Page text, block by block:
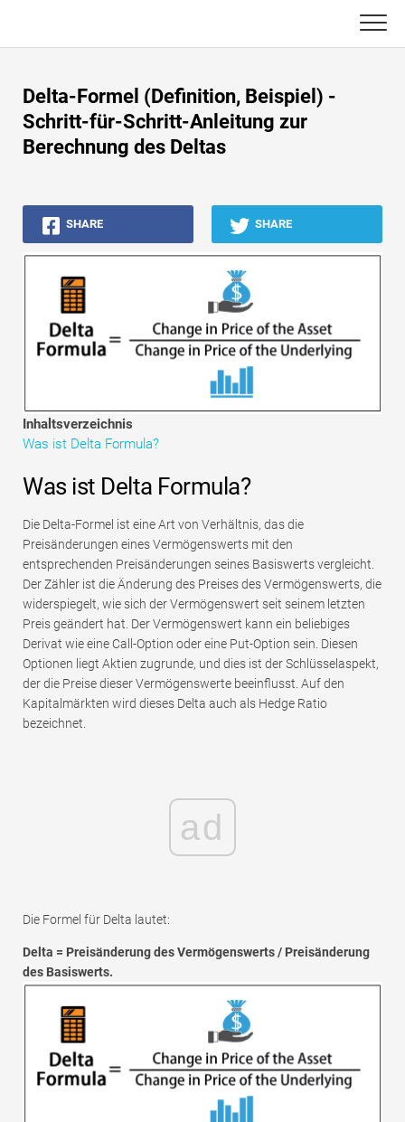
content
Buchhaltungs-Tutorials
Asset Management-Tutorials
Excel, VBA & Power BI
Investment Banking Tutorials
Top Bücher
Finanzkarriere-Leitfäden
Ressourcen für die Finanzzertifizierung
Tutorials zur Finanzmodellierung
Delta-Formel (Definition, Beispiel) -
Schritt-für-Schritt-Anleitung zur
Berechnung des Deltas
SHARE SHARE
Inhaltsverzeichnis
Was ist Delta Formula?
Was ist Delta Formula?
Die Delta-Formel ist eine Art von Verhältnis, das die
Preisänderungen eines Vermögenswerts mit den
entsprechenden Preisänderungen seines Basiswerts vergleicht.
Der Zähler ist die Änderung des Preises des Vermögenswerts, die
widerspiegelt, wie sich der Vermögenswert seit seinem letzten
Preis geändert hat. Der Vermögenswert kann ein beliebiges
Derivat wie eine Call-Option oder eine Put-Option sein. Diesen
Optionen liegt Aktien zugrunde, und dies ist der Schlüsselaspekt,
der die Preise dieser Vermögenswerte beeinflusst. Auf den
Kapitalmärkten wird dieses Delta auch als Hedge Ratio
bezeichnet.
ad
Die Formel für Delta lautet:
Delta = Preisänderung des Vermögenswerts / Preisänderung
des Basiswerts.